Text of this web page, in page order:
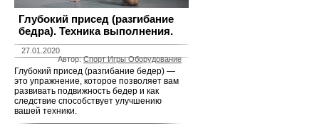
Глубокий присед (разгибание
бедра). Техника выполнения.
27.01.2020
Автор:Спорт Игры Оборудование
Глубокий присед (разгибание бедер) —
это упражнение, которое позволяет вам
развивать подвижность бедер и как
следствие способствует улучшению
вашей техники.